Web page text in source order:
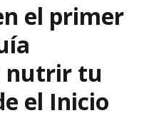
el primer
nutrir tu
el Inicio